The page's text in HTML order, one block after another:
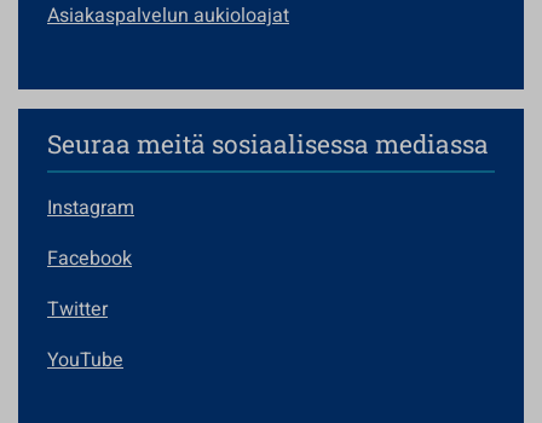
Asiakaspalvelun aukioloajat
Seuraa meitä sosiaalisessa mediassa
Instagram
Facebook
Twitter
YouTube